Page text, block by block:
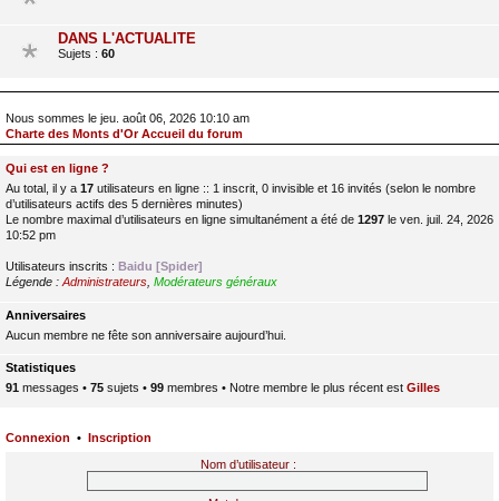
DANS L'ACTUALITE
Sujets : 60
Nous sommes le jeu. août 06, 2026 10:10 am
Charte des Monts d'Or Accueil du forum
Qui est en ligne ?
Au total, il y a 17 utilisateurs en ligne :: 1 inscrit, 0 invisible et 16 invités (selon le nombre
d’utilisateurs actifs des 5 dernières minutes)
Le nombre maximal d’utilisateurs en ligne simultanément a été de 1297 le ven. juil. 24, 2026
10:52 pm
Utilisateurs inscrits : Baidu [Spider]
Légende : Administrateurs Modérateurs généraux
Anniversaires
Aucun membre ne fête son anniversaire aujourd’hui.
Statistiques
91 messages • 75 sujets • 99 membres • Notre membre le plus récent est Gilles
Connexion • Inscription
Nom d’utilisateur :